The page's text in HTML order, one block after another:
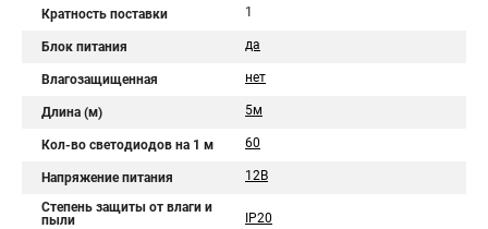
Кратность поставки 1
Блок питания да
Влагозащищенная нет
Длина (м) 5м
Кол-во светодиодов на 1 м 60
Напряжение питания 12В
Степень защиты от влаги и
пыли
IP20